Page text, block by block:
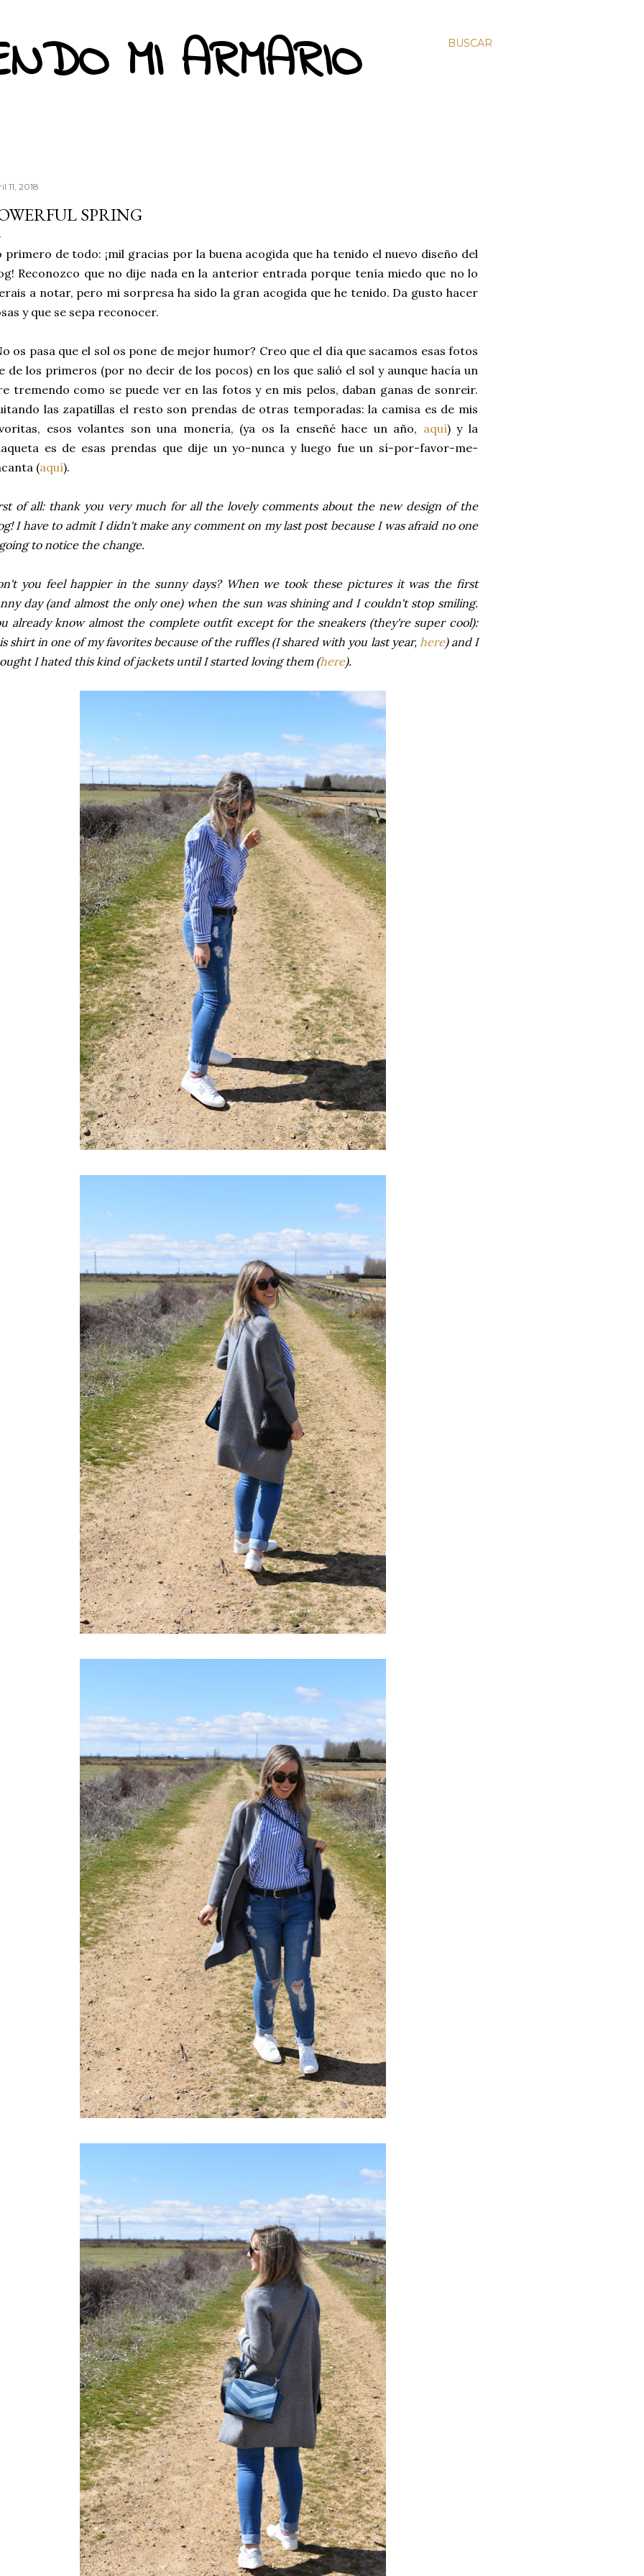
BUSCAR
MI ARMARIO
11, 2018
SPRING
primero de todo: ¡mil gracias por la buena acogida que ha tenido el nuevo diseño del
Reconozco que no dije nada en la anterior entrada porque tenía miedo que no lo
a notar, pero mi sorpresa ha sido la gran acogida que he tenido. Da gusto hacer
y que se sepa reconocer.
os pasa que el sol os pone de mejor humor? Creo que el día que sacamos esas fotos
de los primeros (por no decir de los pocos) en los que salió el sol y aunque hacía un
tremendo como se puede ver en las fotos y en mis pelos, daban ganas de sonreir.
las zapatillas el resto son prendas de otras temporadas: la camisa es de mis
esos volantes son una monería, (ya os la enseñé hace un año, aquí) y la
es de esas prendas que dije un yo-nunca y luego fue un sí-por-favor-me-
(aquí).
of all: thank you very much for all the lovely comments about the new design of the
I have to admit I didn't make any comment on my last post because I was afraid no one
to notice the change.
you feel happier in the sunny days? When we took these pictures it was the first
day (and almost the only one) when the sun was shining and I couldn't stop smiling.
already know almost the complete outfit except for the sneakers (they're super cool):
shirt in one of my favorites because of the ruffles (I shared with you last year, here) and I
I hated this kind of jackets until I started loving them (here).